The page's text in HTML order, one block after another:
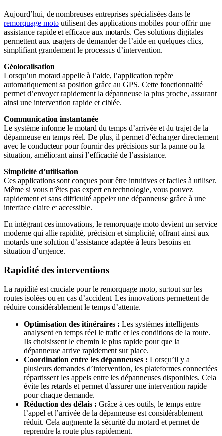
Aujourd’hui, de nombreuses entreprises spécialisées dans le
remorquage moto utilisent des applications mobiles pour offrir une
assistance rapide et efficace aux motards. Ces solutions digitales
permettent aux usagers de demander de l’aide en quelques clics,
simplifiant grandement le processus d’intervention.
Géolocalisation
Lorsqu’un motard appelle à l’aide, l’application repère
automatiquement sa position grâce au GPS. Cette fonctionnalité
permet d’envoyer rapidement la dépanneuse la plus proche, assurant
ainsi une intervention rapide et ciblée.
Communication instantanée
Le système informe le motard du temps d’arrivée et du trajet de la
dépanneuse en temps réel. De plus, il permet d’échanger directement
avec le conducteur pour fournir des précisions sur la panne ou la
situation, améliorant ainsi l’efficacité de l’assistance.
Simplicité d’utilisation
Ces applications sont conçues pour être intuitives et faciles à utiliser.
Même si vous n’êtes pas expert en technologie, vous pouvez
rapidement et sans difficulté appeler une dépanneuse grâce à une
interface claire et accessible.
En intégrant ces innovations, le remorquage moto devient un service
moderne qui allie rapidité, précision et simplicité, offrant ainsi aux
motards une solution d’assistance adaptée à leurs besoins en
situation d’urgence.
Rapidité des interventions
La rapidité est cruciale pour le remorquage moto, surtout sur les
routes isolées ou en cas d’accident. Les innovations permettent de
réduire considérablement le temps d’attente.
Optimisation des itinéraires : Les systèmes intelligents
analysent en temps réel le trafic et les conditions de la route.
Ils choisissent le chemin le plus rapide pour que la
dépanneuse arrive rapidement sur place.
Coordination entre les dépanneuses : Lorsqu’il y a
plusieurs demandes d’intervention, les plateformes connectées
répartissent les appels entre les dépanneuses disponibles. Cela
évite les retards et permet d’assurer une intervention rapide
pour chaque demande.
Réduction des délais : Grâce à ces outils, le temps entre
l’appel et l’arrivée de la dépanneuse est considérablement
réduit. Cela augmente la sécurité du motard et permet de
reprendre la route plus rapidement.